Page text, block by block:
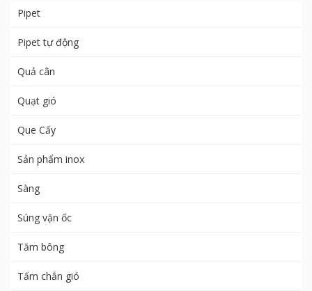
Pipet
Pipet tự động
Quả cân
Quạt gió
Que Cấy
Sản phẩm inox
Sàng
Súng vặn ốc
Tăm bông
Tấm chắn gió